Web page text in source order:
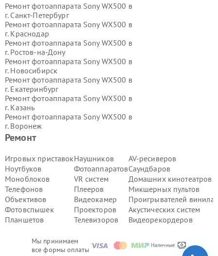
Мы принимаем
все формы оплаты
Ремонт
Игровых приставок
Ноутбуков
Моноблоков
Телефонов
Объективов
Фотовспышек
Планшетов
Наушников
Фотоаппаратов
VR систем
Плееров
Видеокамер
Проекторов
Телевизоров
AV-ресиверов
Саундбаров
Домашних кинотеатров
Микшерных пультов
Проигрывателей винила
Акустических систем
Видеорекордеров
Ремонт фотоаппарата Sony WX500 в
г. Санкт-Петербург
Ремонт фотоаппарата Sony WX500 в
г. Краснодар
Ремонт фотоаппарата Sony WX500 в
г. Ростов-на-Дону
Ремонт фотоаппарата Sony WX500 в
г. Новосибирск
Ремонт фотоаппарата Sony WX500 в
г. Екатеринбург
Ремонт фотоаппарата Sony WX500 в
г. Казань
Ремонт фотоаппарата Sony WX500 в
г. Воронеж
Ремонт фотоаппарата Sony WX500 в
г. Волгоград
г.Самара
Ремонт фотоаппарата Sony WX500 в
г.Пермь
Ремонт фотоаппарата Sony WX500 в
г.Красноярск
Ремонт фотоаппарата Sony WX500 в
г.Ижевск
Ремонт фотоаппарата Sony WX500 в
Челябинск
Ремонт фотоаппарата Sony WX500 в